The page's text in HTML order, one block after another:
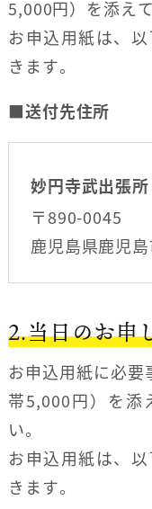
5,000円）を添え
お申込用紙は、
きます。
■送付先住所
妙円寺武出張所
〒890-0045
鹿児島県鹿児
2.当日のお申
お申込用紙に必
帯5,000円）を添
い。
お申込用紙は、
きます。